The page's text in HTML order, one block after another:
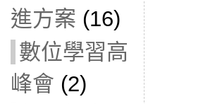
進方案 (16)
數位學習高
峰會 (2)